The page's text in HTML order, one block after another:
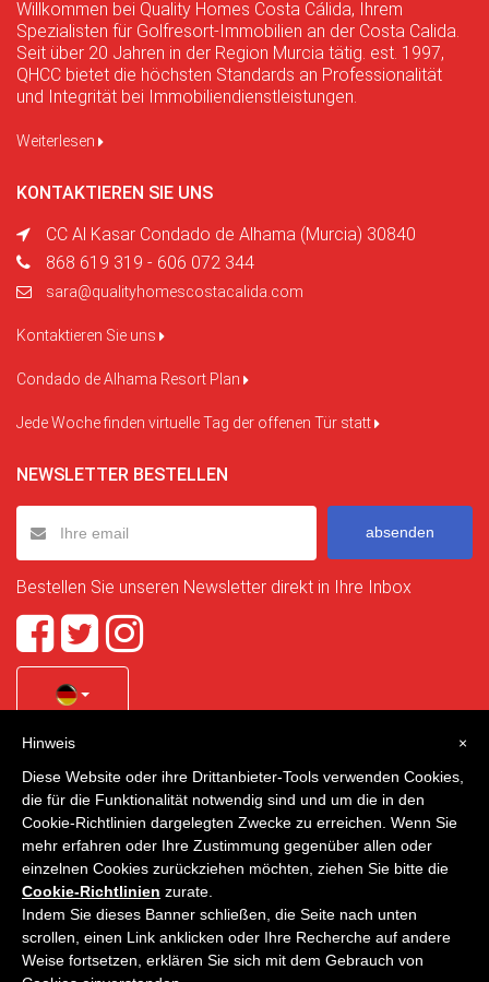
Willkommen bei Quality Homes Costa Cálida, Ihrem
Spezialisten für Golfresort-Immobilien an der Costa Calida.
Seit über 20 Jahren in der Region Murcia tätig. est. 1997,
QHCC bietet die höchsten Standards an Professionalität
und Integrität bei Immobiliendienstleistungen.
Weiterlesen
KONTAKTIEREN SIE UNS
CC Al Kasar Condado de Alhama (Murcia) 30840
868 619 319 - 606 072 344
sara@qualityhomescostacalida.com
Kontaktieren Sie uns
Condado de Alhama Resort Plan
Jede Woche finden virtuelle Tag der offenen Tür statt
NEWSLETTER BESTELLEN
absenden
Bestellen Sie unseren Newsletter direkt in Ihre Inbox
Quality Homes Costa Calida is a registered trademark of
La Manga Holiday Home SL duly registered with CIF / tax
no. B-30750053 and address: Bella Luz 07-05, 30389 La
Manga Club, Cartagena, Murcia, Spain.
Quality Homes Costa Cálida - Alle Rechte vorbehalten
Datenschutz Kontakt
×
Hinweis
Diese Website oder ihre Drittanbieter-Tools verwenden Cookies,
die für die Funktionalität notwendig sind und um die in den
Cookie-Richtlinien dargelegten Zwecke zu erreichen. Wenn Sie
mehr erfahren oder Ihre Zustimmung gegenüber allen oder
einzelnen Cookies zurückziehen möchten, ziehen Sie bitte die
Cookie-Richtlinien zurate.
Indem Sie dieses Banner schließen, die Seite nach unten
scrollen, einen Link anklicken oder Ihre Recherche auf andere
Weise fortsetzen, erklären Sie sich mit dem Gebrauch von